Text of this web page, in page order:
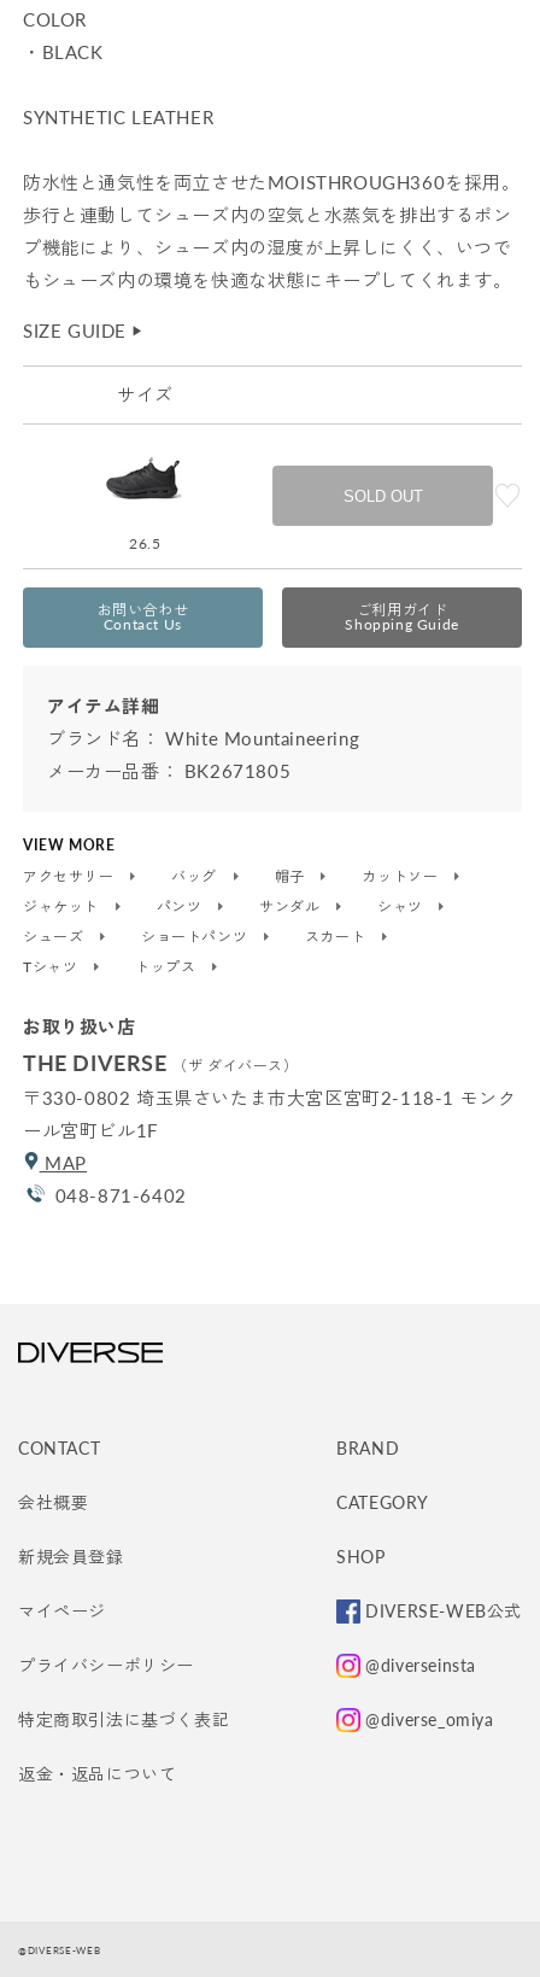
COLOR
・BLACK
SYNTHETIC LEATHER
防水性と通気性を両立させたMOISTHROUGH360を採用。
歩行と連動してシューズ内の空気と水蒸気を排出するポン
プ機能により、シューズ内の湿度が上昇しにくく、いつで
もシューズ内の環境を快適な状態にキープしてくれます。
SIZE GUIDE ▶︎
サイズ
26.5
SOLD OUT
お問い合わせ
Contact Us
ご利用ガイド
Shopping Guide
アイテム詳細
ブランド名：White Mountaineering
メーカー品番： BK2671805
VIEW MORE
アクセサリー
バッグ 帽子
カットソー
ジャケット
パンツ サンダル
シャツ
シューズ
ショートパンツ
スカート
Tシャツ
トップス
お取り扱い店
THE DIVERSE （ザ ダイバース）
〒330-0802 埼玉県さいたま市大宮区宮町2-118-1 モンク
ール宮町ビル1F
MAP
048-871-6402
CONTACT
会社概要
新規会員登録
マイページ
プライバシーポリシー
特定商取引法に基づく表記
返金・返品について
BRAND
CATEGORY
SHOP
DIVERSE-WEB公式
@diverseinsta
@diverse_omiya
@DIVERSE-WEB